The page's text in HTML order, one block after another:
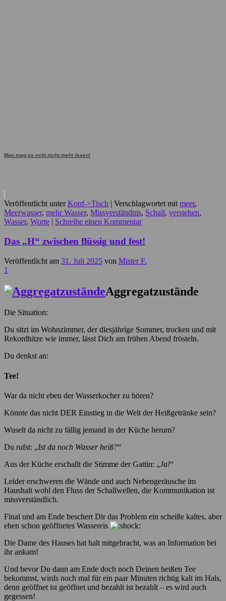
Man mag es echt nicht mehr lesen!
Veröffentlicht unter Kopf->Tisch | Verschlagwortet mit meer,
Meerwasser, mehr Wasser, Missverständnis, Schall, verstehen,
Wasser, Worte | Schreibe einen Kommentar
Das „H“ zwischen flüssig und fest!
Veröffentlicht am 31. Juli 2025 von Mister F.
1
Aggregatzustände
Die Situation:
Du sitzt im Wohnzimmer, der diesjährige Sommer, trocken und mit
Rekordhitze wie immer, lässt Dich am frühen Abend frösteln.
Du denkst an:
Tee!
War da nicht eben der Wasserkocher zu hören?
Könnte das nicht DER Einstieg in die Welt der Heißgetränke sein?
Wuselt da nicht zu fällig jemand in der Küche herum?
Du rufst: „Ist da noch Wasser heiß?“
Aus der Küche erschallt die Stimme der Gattin: „Ja!“
Leider erschweren die Wände und auch Nebengeräusche im
Haushalt wohl den Fluss der Schallwellen, die Kommunikation ist
missverständlich.
Final und am Ende beschert Dir das Problem ein scheiße kaltes, aber
eben schon geöffnetes Wassereis
Die Dame des Hauses hat halt mitgebracht, was an Information bei
ihr ankam!
Und bevor Du dann am Ende doch noch Deinen heißen Tee
bekommst, wirds noch mal für ein paar Minuten richtig kalt im Hals,
denn geöffnet ist geöffnet und bezahlt ist bezahlt – es wird auch
gegessen!